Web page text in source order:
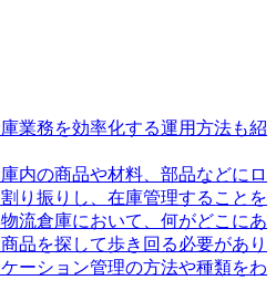
業務を効率化する運用方法も紹
内の商品や材料、部品などにロ
り振りし、在庫管理することを
流倉庫において、何がどこにあ
品を探して歩き回る必要があり
ーション管理の方法や種類をわ